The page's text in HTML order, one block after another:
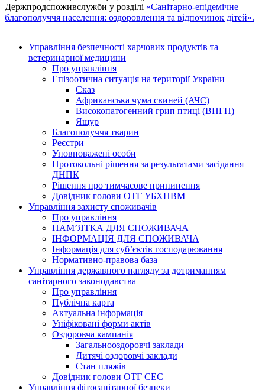
Держпродспоживслужби у розділі «Санітарно-епідемічне
благополуччя населення: оздоровлення та відпочинок дітей».
Управління безпечності харчових продуктів та
ветеринарної медицини
Про управління
Епізоотична ситуація на території України
Сказ
Африканська чума свиней (АЧС)
Високопатогенний грип птиці (ВПГП)
Ящур
Благополуччя тварин
Реєстри
Уповноважені особи
Протокольні рішення за результатами засідання
ДНПК
Рішення про тимчасове припинення
Довідник голови ОТГ УБХПВМ
Управління захисту споживачів
Про управління
ПАМ’ЯТКА ДЛЯ СПОЖИВАЧА
ІНФОРМАЦІЯ ДЛЯ СПОЖИВАЧА
Інформація для суб’єктів господарювання
Нормативно-правова база
Управління державного нагляду за дотриманням
санітарного законодавства
Про управління
Публічна карта
Актуальна інформація
Уніфіковані форми актів
Оздоровча кампанія
Загальнооздоровчі заклади
Дитячі оздоровчі заклади
Стан пляжів
Довідник голови ОТГ СЕС
Управління фітосанітарної безпеки